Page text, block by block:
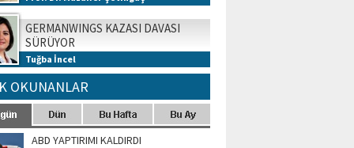
GERMANWINGS KAZASI DAVASI
SÜRÜYOR
Tuğba İncel
OKUNANLAR
ABD YAPTIRIMI KALDIRDI